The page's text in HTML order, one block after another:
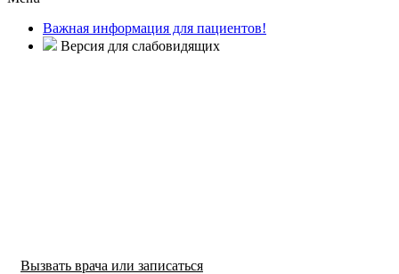
Важная информация для пациентов!
Версия для слабовидящих
Вызвать врача или записаться